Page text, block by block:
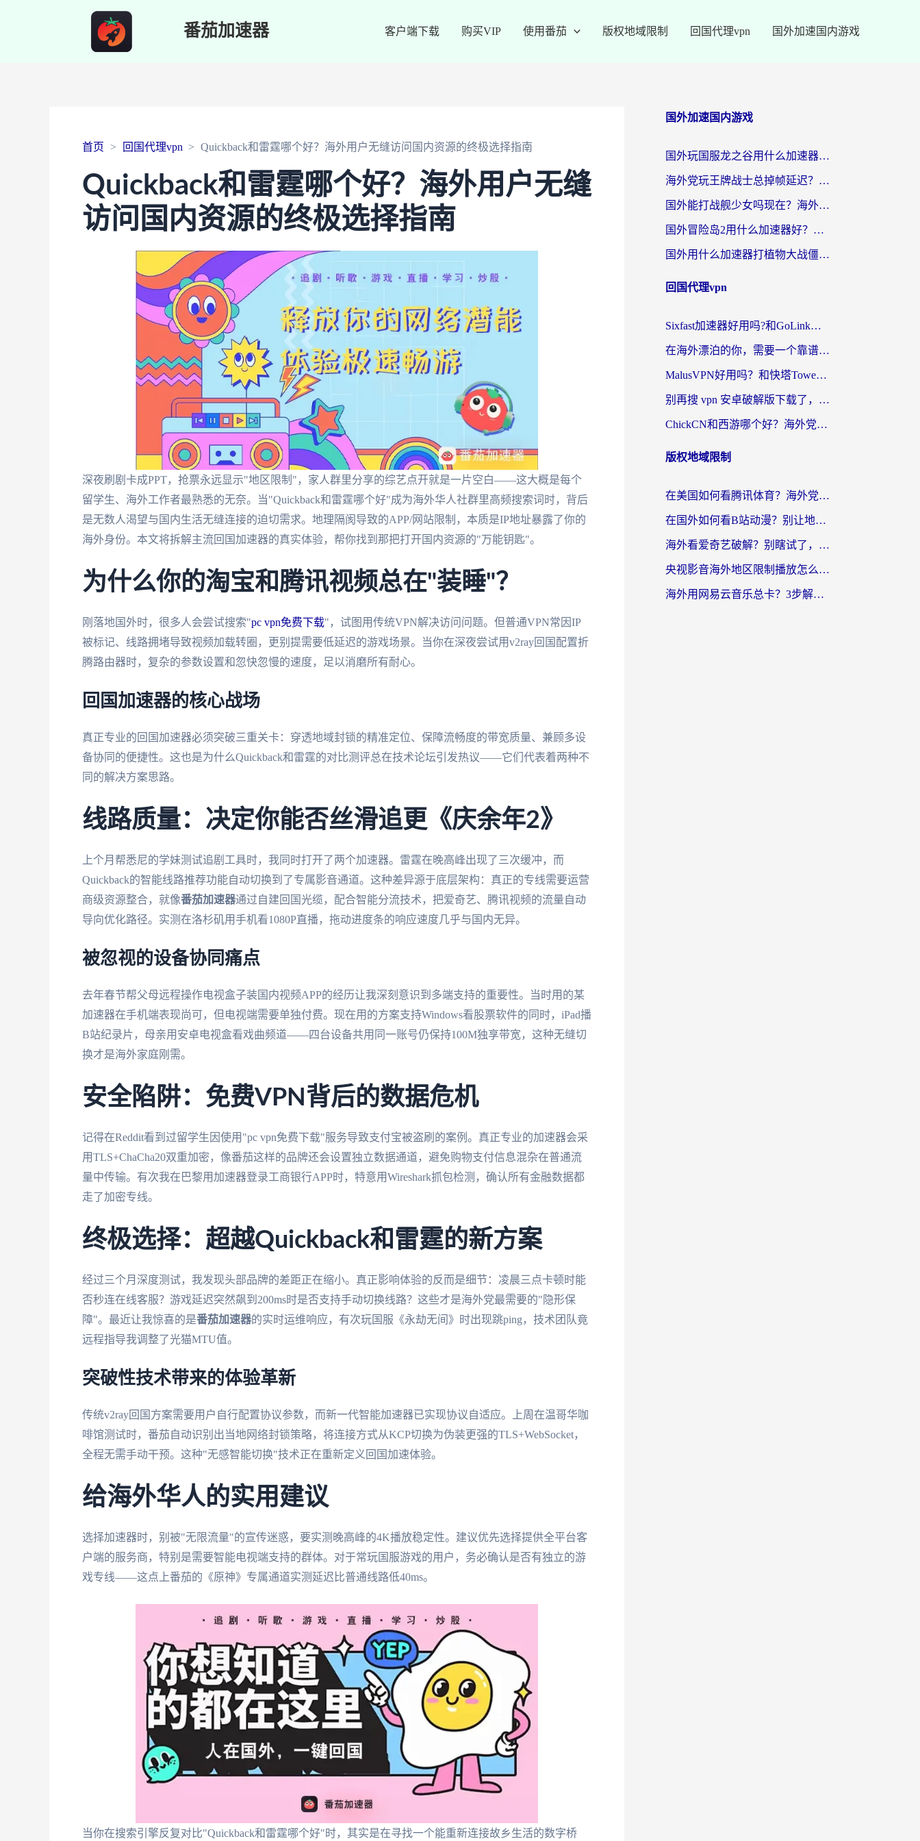
番茄加速器 客户端下载 购买VIP 使用番茄 版权地域限制 回国代理vpn 国外加速国内游戏
首页 回国代理vpn Quickback和雷霆哪个好？海外用户无缝访问国内资源的终极选择指南
Quickback和雷霆哪个好？海外用户无缝
访问国内资源的终极选择指南
深夜刷剧卡成PPT，抢票永远显示"地区限制"，家人群里分享的综艺点开就是一片空白——这大概是每个
留学生、海外工作者最熟悉的无奈。当"Quickback和雷霆哪个好"成为海外华人社群里高频搜索词时，背后
是无数人渴望与国内生活无缝连接的迫切需求。地理隔阂导致的APP/网站限制，本质是IP地址暴露了你的
海外身份。本文将拆解主流回国加速器的真实体验，帮你找到那把打开国内资源的"万能钥匙"。
为什么你的淘宝和腾讯视频总在"装睡"？
刚落地国外时，很多人会尝试搜索"pc vpn免费下载"，试图用传统VPN解决访问问题。但普通VPN常因IP
被标记、线路拥堵导致视频加载转圈，更别提需要低延迟的游戏场景。当你在深夜尝试用v2ray回国配置折
腾路由器时，复杂的参数设置和忽快忽慢的速度，足以消磨所有耐心。
回国加速器的核心战场
真正专业的回国加速器必须突破三重关卡：穿透地域封锁的精准定位、保障流畅度的带宽质量、兼顾多设
备协同的便捷性。这也是为什么Quickback和雷霆的对比测评总在技术论坛引发热议——它们代表着两种不
同的解决方案思路。
线路质量：决定你能否丝滑追更《庆余年2》
上个月帮悉尼的学妹测试追剧工具时，我同时打开了两个加速器。雷霆在晚高峰出现了三次缓冲，而
Quickback的智能线路推荐功能自动切换到了专属影音通道。这种差异源于底层架构：真正的专线需要运营
商级资源整合，就像番茄加速器通过自建回国光缆，配合智能分流技术，把爱奇艺、腾讯视频的流量自动
导向优化路径。实测在洛杉矶用手机看1080P直播，拖动进度条的响应速度几乎与国内无异。
被忽视的设备协同痛点
去年春节帮父母远程操作电视盒子装国内视频APP的经历让我深刻意识到多端支持的重要性。当时用的某
加速器在手机端表现尚可，但电视端需要单独付费。现在用的方案支持Windows看股票软件的同时，iPad播
B站纪录片，母亲用安卓电视盒看戏曲频道——四台设备共用同一账号仍保持100M独享带宽，这种无缝切
换才是海外家庭刚需。
安全陷阱：免费VPN背后的数据危机
记得在Reddit看到过留学生因使用"pc vpn免费下载"服务导致支付宝被盗刷的案例。真正专业的加速器会采
用TLS+ChaCha20双重加密，像番茄这样的品牌还会设置独立数据通道，避免购物支付信息混杂在普通流
量中传输。有次我在巴黎用加速器登录工商银行APP时，特意用Wireshark抓包检测，确认所有金融数据都
走了加密专线。
终极选择：超越Quickback和雷霆的新方案
经过三个月深度测试，我发现头部品牌的差距正在缩小。真正影响体验的反而是细节：凌晨三点卡顿时能
否秒连在线客服？游戏延迟突然飙到200ms时是否支持手动切换线路？这些才是海外党最需要的"隐形保
障"。最近让我惊喜的是番茄加速器的实时运维响应，有次玩国服《永劫无间》时出现跳ping，技术团队竟
远程指导我调整了光猫MTU值。
突破性技术带来的体验革新
传统v2ray回国方案需要用户自行配置协议参数，而新一代智能加速器已实现协议自适应。上周在温哥华咖
啡馆测试时，番茄自动识别出当地网络封锁策略，将连接方式从KCP切换为伪装更强的TLS+WebSocket，
全程无需手动干预。这种"无感智能切换"技术正在重新定义回国加速体验。
给海外华人的实用建议
选择加速器时，别被"无限流量"的宣传迷惑，要实测晚高峰的4K播放稳定性。建议优先选择提供全平台客
户端的服务商，特别是需要智能电视端支持的群体。对于常玩国服游戏的用户，务必确认是否有独立的游
戏专线——这点上番茄的《原神》专属通道实测延迟比普通线路低40ms。
当你在搜索引擎反复对比"Quickback和雷霆哪个好"时，其实是在寻找一个能重新连接故乡生活的数字桥
国外加速国内游戏
国外玩国服龙之谷用什么加速器最好？一份给海外游子的终极指南
海外党玩王牌战士总掉帧延迟？这份王牌战士延迟加速器终极指南救你命
国外能打战舰少女吗现在？海外玩家的国服游戏加速终极指南
国外冒险岛2用什么加速器好？海外党国服游戏畅玩全攻略（附鸣潮哈利波特加速技巧）
国外用什么加速器打植物大战僵尸好？海外党国服游戏加速终极指南
回国代理vpn
Sixfast加速器好用吗?和GoLink加速器对比哪个回国效果更好?海外党亲测实用指南
在海外漂泊的你，需要一个靠谱的“回国机场”
MalusVPN好用吗？和快塔TowerFastVPN对比哪个回国效果更好？海外党亲测实用指南
别再搜 vpn 安卓破解版下载了，海外党回国上网的正确姿势在这里
ChickCN和西游哪个好？海外党2026亲测回国加速器选择指南（附expressvpn中国对比）
版权地域限制
在美国如何看腾讯体育？海外党解锁NBA欧洲杯直播的终极攻略
在国外如何看B站动漫？别让地区限制打断你的追番节奏
海外看爱奇艺破解？别瞎试了，这才是留学生华人追剧看球的正确打开方式
央视影音海外地区限制播放怎么办？海外党亲测有效的回国加速指南
海外用网易云音乐总卡？3步解决版权限制+卡顿，还能听喜马拉雅！